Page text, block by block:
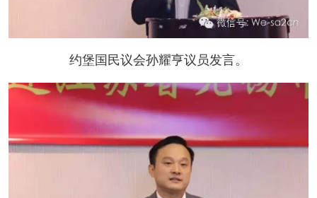
约堡国民议会孙耀亨议员发言。